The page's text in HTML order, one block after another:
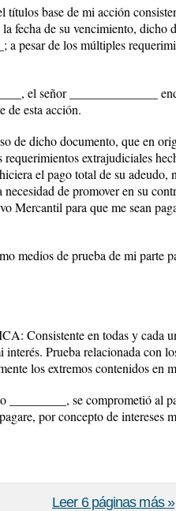
base de mi acción
fecha de su vencimiento, dicho
pesar de los múltiples
el señor ______________
de esta acción.
de dicho documento, que en
requerimientos extrajudiciales
el pago total de su
necesidad de promover en su
Mercantil para que me sean
medios de prueba de mi parte
en todas y cada
Prueba relacionada con
los extremos contenidos en
_________, se comprometió al
por concepto de intereses
Leer 6 páginas más »